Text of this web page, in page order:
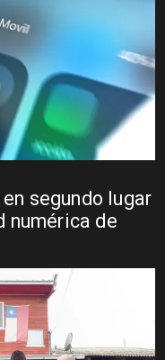
segundo lugar
numérica de